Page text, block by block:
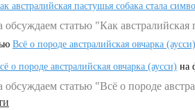
австралийская пастушья собака стала
статью "Как
Всё о породе австралийская овчарка (аусси)
о породе австралийская овчарка (аусси) на
статью "Всё о породе